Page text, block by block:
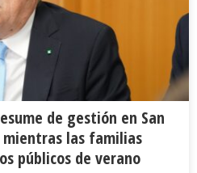
de gestión en San
las familias
públicos de verano